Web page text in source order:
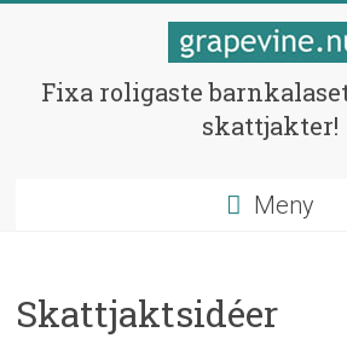
Skattjakter
Fixa roligaste
skattjakter!
Meny
Skattjaktsidéer